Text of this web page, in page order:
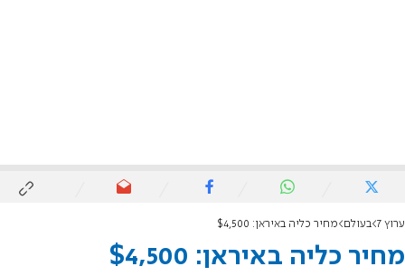
ערוץ 7 בעולם מחיר כליה באיראן: $4,500
מחיר כליה באיראן: $4,500